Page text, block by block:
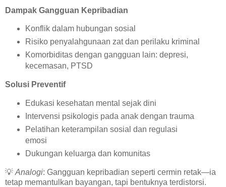
Dampak Gangguan Kepribadian
Konflik dalam hubungan sosial
Risiko penyalahgunaan zat dan perilaku kriminal
Komorbiditas dengan gangguan lain: depresi,
kecemasan, PTSD
Solusi Preventif
Edukasi kesehatan mental sejak dini
Intervensi psikologis pada anak dengan trauma
Pelatihan keterampilan sosial dan regulasi
emosi
Dukungan keluarga dan komunitas
💡 Analogi: Gangguan kepribadian seperti cermin retak—ia
tetap memantulkan bayangan, tapi bentuknya terdistorsi.